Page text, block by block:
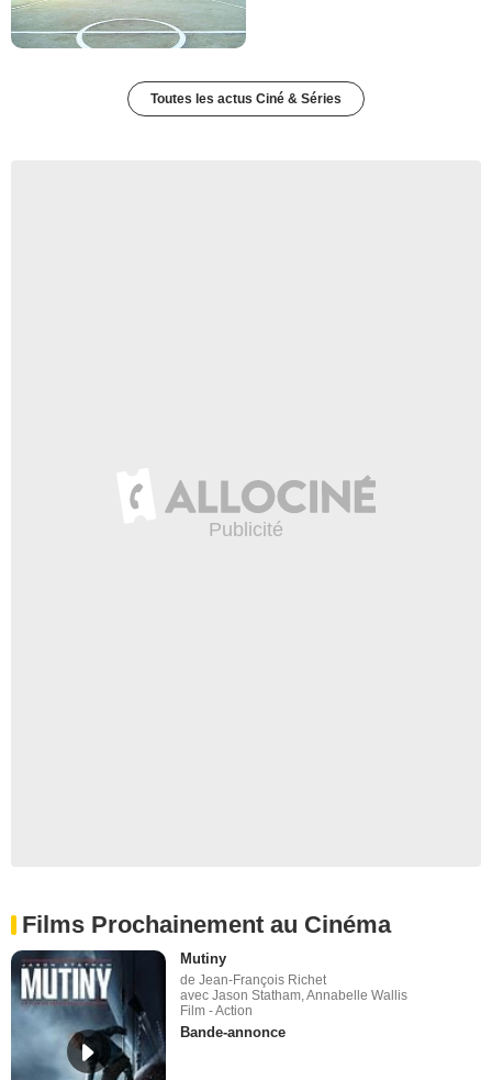
Toutes les actus Ciné & Séries
Films Prochainement au Cinéma
Mutiny
de Jean-François Richet
avec Jason Statham, Annabelle Wallis
Film - Action
Bande-annonce